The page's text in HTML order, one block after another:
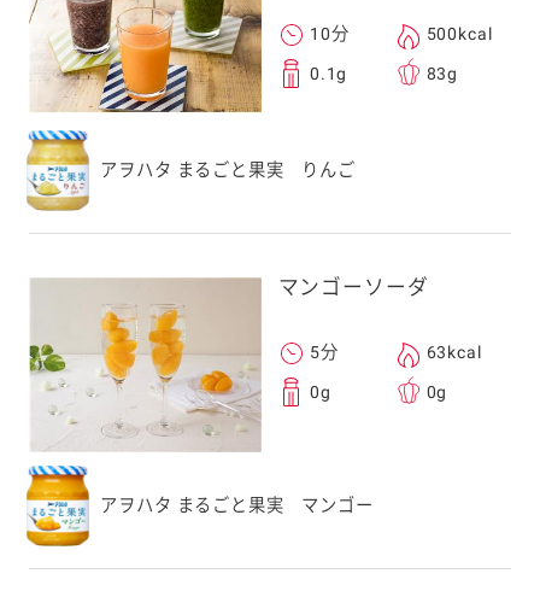
10分 500kcal
0.1g 83g
アヲハタ まるごと果実 りんご
マンゴーソーダ
5分 63kcal
0g 0g
アヲハタ まるごと果実 マンゴー